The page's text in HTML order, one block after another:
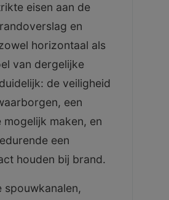
eisen aan de
en
horizontaal als
van dergelijke
de veiligheid
een
maken, en
een
houden bij brand.
spouwkanalen,